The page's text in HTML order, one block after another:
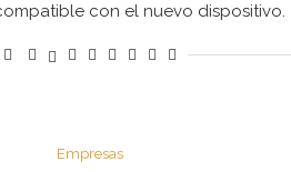
con el nuevo dispositivo.
Empresas